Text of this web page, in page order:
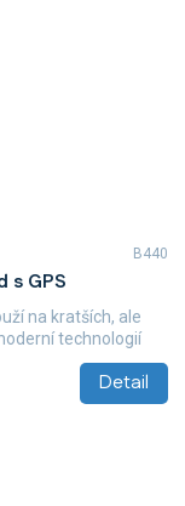
s GPS
Detail
na kratších, ale
technologií
B440